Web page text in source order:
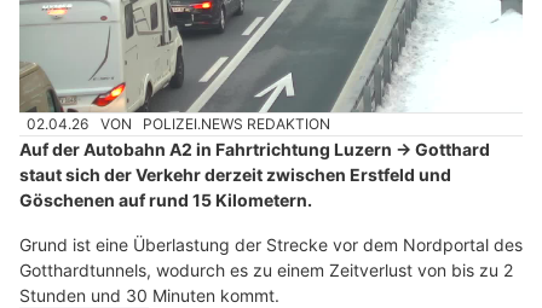
02.04.26 VON POLIZEI.NEWS REDAKTION
Auf der Autobahn A2 in Fahrtrichtung Luzern → Gotthard
staut sich der Verkehr derzeit zwischen Erstfeld und
Göschenen auf rund 15 Kilometern.
Grund ist eine Überlastung der Strecke vor dem Nordportal des
Gotthardtunnels, wodurch es zu einem Zeitverlust von bis zu 2
Stunden und 30 Minuten kommt.